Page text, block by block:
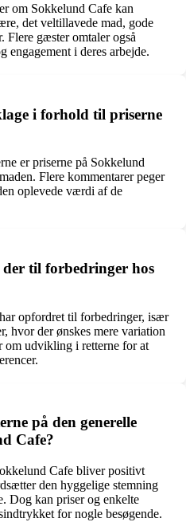
om Sokkelund Cafe kan
det veltillavede mad, gode
Flere gæster omtaler også
engagement i deres arbejde.
i forhold til priserne
er priserne på Sokkelund
Flere kommentarer peger
oplevede værdi af de
til forbedringer hos
opfordret til forbedringer, især
hvor der ønskes mere variation
om udvikling i retterne for at
på den generelle
Cafe?
Cafe bliver positivt
den hyggelige stemning
Dog kan priser og enkelte
for nogle besøgende.